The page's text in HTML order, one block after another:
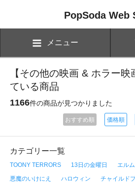
PopSoda Web
メニュー
【その他の映画 & ホラー
ている商品
1166件の商品が見つかりました
おすすめ順 価格順
カテゴリー一覧
TOONY TERRORS 13日の金曜日
エル
悪魔のいけにえ
ハロウィン チャイルド